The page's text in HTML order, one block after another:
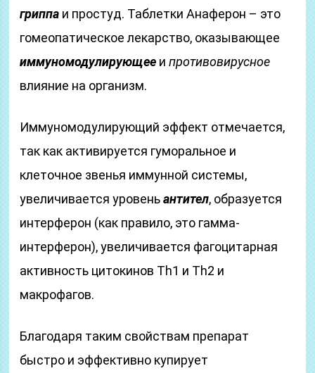
гриппа и простуд. Таблетки Анаферон – это
гомеопатическое лекарство, оказывающее
иммуномодулирующее ипротивовирусное
влияние на организм.
Иммуномодулирующий эффект отмечается,
так как активируется гуморальное и
клеточное звенья иммунной системы,
увеличивается уровеньантител, образуется
интерферон (как правило, это гамма-
интерферон), увеличивается фагоцитарная
активность цитокинов Th1 и Th2 и
макрофагов.
Благодаря таким свойствам препарат
быстро и эффективно купирует